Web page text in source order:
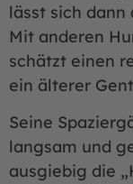
lässt sich dann
Mit anderen
schätzt einen
ein älterer
Seine
langsam und
ausgiebig die